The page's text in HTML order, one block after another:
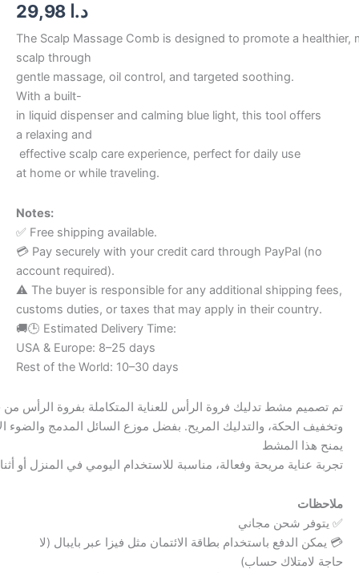
د.ا
The Scalp Massage Comb is designed to promote a healthier,
scalp through
gentle massage, oil control, and targeted soothing.
With a built-
in liquid dispenser and calming blue light, this tool offers
a relaxing and
effective scalp care experience, perfect for daily use
at home or while traveling.
Notes:
✅ Free shipping available.
💳 Pay securely with your credit card through PayPal (no
account required).
⚠️ The buyer is responsible for any additional shipping fees,
customs duties, or taxes that may apply in their country.
🚚🕒 Estimated Delivery Time:
USA & Europe: 8–25 days
Rest of the World: 10–30 days
تم تصميم مشط تدليك فروة الرأس للعناية المتكاملة بفروة الرأس
وتخفيف الحكة، والتدليك المريح. بفضل موزع السائل المدمج والضوء
يمنح هذا المشط
تجربة عناية مريحة وفعالة، مناسبة للاستخدام اليومي في المنزل أو
ملاحظات
✅ يتوفر شحن مجاني
💳 يمكن الدفع باستخدام بطاقة الائتمان مثل فيزا عبر بايبال (لا
حاجة لامتلاك حساب)